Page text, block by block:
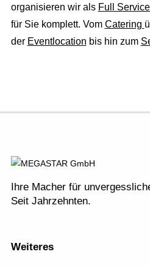
organisieren wir als Full
für Sie komplett. Vom Catering
der Eventlocation bis hin zum
Ihre Macher für
Seit Jahrzehnten.
Weiteres